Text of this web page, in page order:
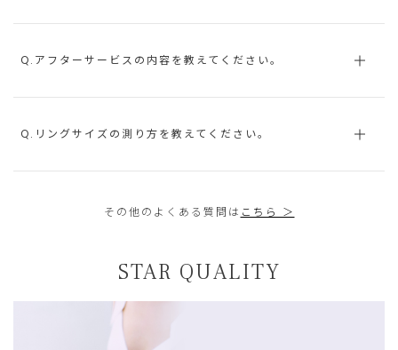
Q.アフターサービスの内容を教えてください。
Q.リングサイズの測り方を教えてください。
その他のよくある質問は こちら ＞
STAR QUALITY